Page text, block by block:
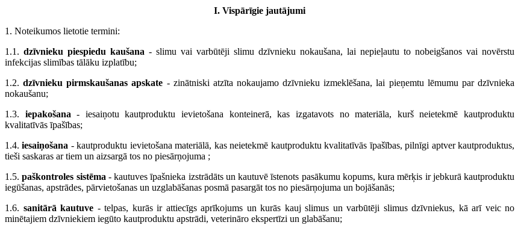
I. Vispārīgie jautājumi
1. Noteikumos lietotie termini:
1.1. dzīvnieku piespiedu kaušana - slimu vai varbūtēji slimu dzīvnieku nokaušana, lai nepieļautu to nobeigšanos vai novērstu
infekcijas slimības tālāku izplatību;
1.2.dzīvnieku pirmskaušanas apskate - zinātniski atzīta nokaujamo dzīvnieku izmeklēšana, lai pieņemtu lēmumu par dzīvnieka
nokaušanu;
1.3. iepakošana- iesaiņotu kautproduktu ievietošana konteinerā, kas izgatavots no materiāla, kurš neietekmē kautproduktu
kvalitatīvās īpašības;
1.4.iesaiņošana - kautproduktu ievietošana materiālā, kas neietekmē kautproduktu kvalitatīvās īpašības, pilnīgi aptver kautproduktus,
tieši saskaras ar tiem un aizsargā tos no piesārņojuma ;
1.5.paškontroles sistēma- kautuves īpašnieka izstrādāts un kautuvē īstenots pasākumu kopums, kura mērķis ir jebkurā kautproduktu
iegūšanas, apstrādes, pārvietošanas un uzglabāšanas posmā pasargāt tos no piesārņojuma un bojāšanās;
1.6. sanitārā kautuve - telpas, kurās ir attiecīgs aprīkojums un kurās kauj slimus un varbūtēji slimus dzīvniekus, kā arī veic no
minētajiem dzīvniekiem iegūto kautproduktu apstrādi, veterināro ekspertīzi un glabāšanu;